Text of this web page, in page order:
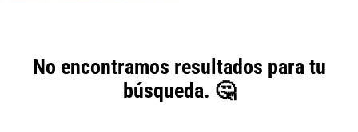
No encontramos resultados para tu
búsqueda. 🤔